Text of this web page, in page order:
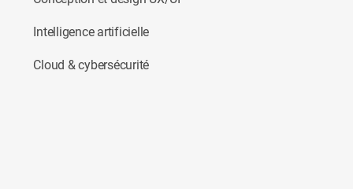
Intelligence artificielle
Cloud & cybersécurité